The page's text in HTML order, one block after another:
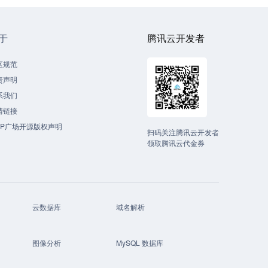
规范
声明
我们
链接
广场开源版权声明
腾讯云开发者
扫码关注腾讯云开发者
领取腾讯云代金券
云数据库 域名解析
图像分析 MySQL 数据库